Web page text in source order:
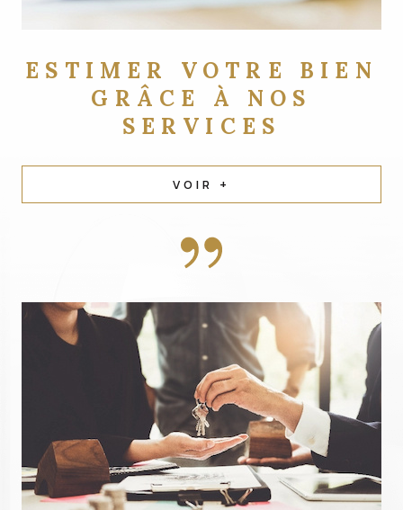
ESTIMER VOTRE BIEN
GRÂCE À NOS
SERVICES
VOIR +